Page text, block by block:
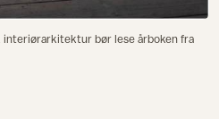
bør lese årboken fra